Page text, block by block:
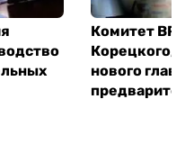
Комитет ВР
Корецкого,
нового